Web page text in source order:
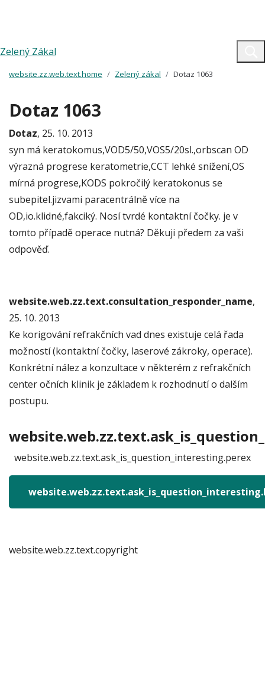
Zelený Zákal
website.zz.web.text.home Zelený zákal Dotaz 1063
Dotaz 1063
Dotaz, 25. 10. 2013
syn má keratokomus,VOD5/50,VOS5/20sl.,orbscan OD
výrazná progrese keratometrie,CCT lehké snížení,OS
mírná progrese,KODS pokročilý keratokonus se
subepitel.jizvami paracentrálně více na
OD,io.klidné,fakciký. Nosí tvrdé kontaktní čočky. je v
tomto případě operace nutná? Děkuji předem za vaši
odpověď.
website.web.zz.text.consultation_responder_name,
25. 10. 2013
Ke korigování refrakčních vad dnes existuje celá řada
možností (kontaktní čočky, laserové zákroky, operace).
Konkrétní nález a konzultace v některém z refrakčních
center očních klinik je základem k rozhodnutí o dalším
postupu.
website.web.zz.text.ask_is_question_interesting.perex
website.web.zz.text.copyright